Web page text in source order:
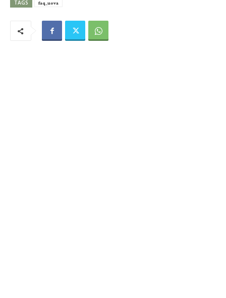
TAGS faq_uova